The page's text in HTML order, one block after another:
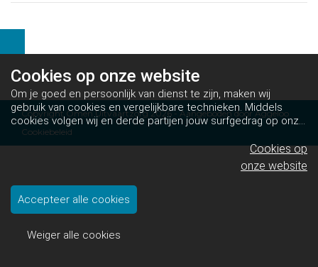
Copyright Omen Uitvaartzorg 2026 - Aangeboden doorAggeloo
Cookiebeleid
Cookies op onze website
Om je goed en persoonlijk van dienst te zijn, maken wij
gebruik van cookies en vergelijkbare technieken. Middels
cookies volgen wij en derde partijen jouw surfgedrag op onze
website. Hiermee tonen wij gepersonaliseerde advertenties
en dit maakt het voor jou mogelijk om informatie te delen via
Cookies op
onze website
Accepteer alle cookies
Weiger alle cookies